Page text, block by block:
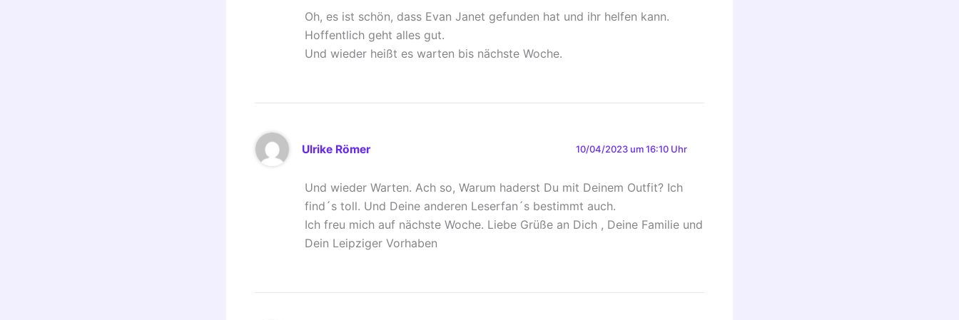
Oh, es ist schön, dass Evan Janet gefunden hat und ihr helfen kann.
Hoffentlich geht alles gut.
Und wieder heißt es warten bis nächste Woche.
Ulrike Römer 10/04/2023 um 16:10 Uhr
Und wieder Warten. Ach so, Warum haderst Du mit Deinem Outfit? Ich
find´s toll. Und Deine anderen Leserfan´s bestimmt auch.
Ich freu mich auf nächste Woche. Liebe Grüße an Dich , Deine Familie und
Dein Leipziger Vorhaben